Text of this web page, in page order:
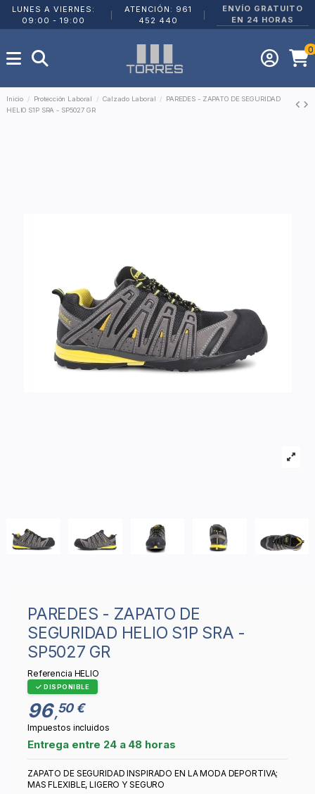
LUNES A VIERNES:
09:00 - 19:00
ATENCIÓN: 961
452 440
ENVÍO GRATUITO
EN 24 HORAS
0
Inicio Protección Laboral Calzado Laboral
PAREDES - ZAPATO DE SEGURIDAD
HELIO S1P SRA - SP5027 GR
PAREDES - ZAPATO DE
SEGURIDAD HELIO S1P SRA -
SP5027 GR
Referencia HELIO
DISPONIBLE
96 ,50 €
Impuestos incluidos
Entrega entre 24 a 48 horas
ZAPATO DE SEGURIDAD INSPIRADO EN LA MODA DEPORTIVA;
MAS FLEXIBLE, LIGERO Y SEGURO